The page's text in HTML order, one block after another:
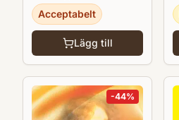
Acceptabelt
Lägg till
-44%